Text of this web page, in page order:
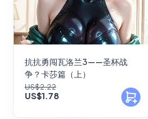
抗抗勇闯瓦洛兰3——圣杯战
争？卡莎篇（上）
US$2.22
US$1.78